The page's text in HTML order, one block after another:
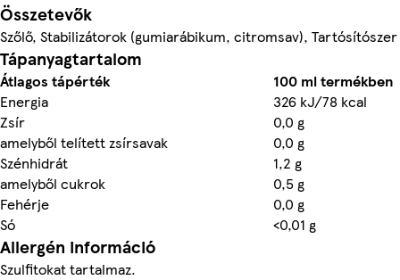
Összetevők
Szőlő, Stabilizátorok (gumiarábikum, citromsav), Tartósítószer
Tápanyagtartalom
Átlagos tápérték
100 ml termékben
Energia
326 kJ/78 kcal
Zsír
0,0 g
amelyből telített zsírsavak
0,0 g
Szénhidrát
1,2 g
amelyből cukrok
0,5 g
Fehérje
0,0 g
Só
<0,01 g
Allergén információ
Szulfitokat tartalmaz.